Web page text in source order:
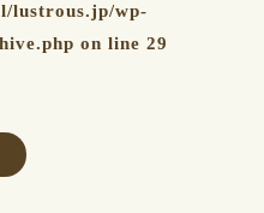
lustrous.jp/wp-
on line 29